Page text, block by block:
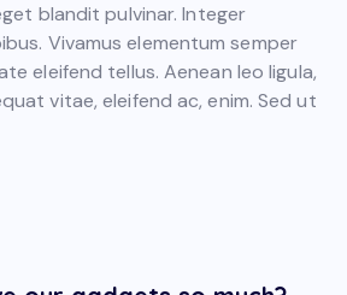
blandit pulvinar. Integer
Vivamus elementum semper
eleifend tellus. Aenean leo ligula,
vitae, eleifend ac, enim. Sed ut